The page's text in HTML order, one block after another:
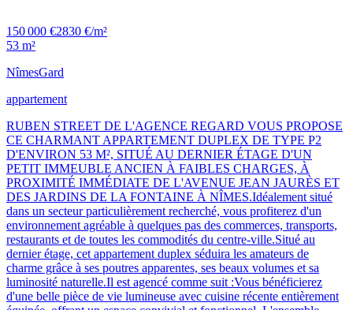
150 000 €2830 €/m²
53 m²
NîmesGard
appartement
RUBEN STREET DE L'AGENCE REGARD VOUS PROPOSE
CE CHARMANT APPARTEMENT DUPLEX DE TYPE P2
D'ENVIRON 53 M², SITUÉ AU DERNIER ÉTAGE D'UN
PETIT IMMEUBLE ANCIEN À FAIBLES CHARGES, À
PROXIMITÉ IMMÉDIATE DE L'AVENUE JEAN JAURÈS ET
DES JARDINS DE LA FONTAINE À NÎMES.Idéalement situé
dans un secteur particulièrement recherché, vous profiterez d'un
environnement agréable à quelques pas des commerces, transports,
restaurants et de toutes les commodités du centre-ville.Situé au
dernier étage, cet appartement duplex séduira les amateurs de
charme grâce à ses poutres apparentes, ses beaux volumes et sa
luminosité naturelle.Il est agencé comme suit :Vous bénéficierez
d'une belle pièce de vie lumineuse avec cuisine récente entièrement